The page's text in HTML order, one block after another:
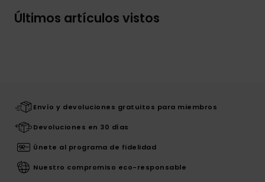
Últimos artículos vistos
Envío y devoluciones gratuitos para miembros
Devoluciones en 30 días
Únete al programa de fidelidad
Nuestro compromiso eco-responsable